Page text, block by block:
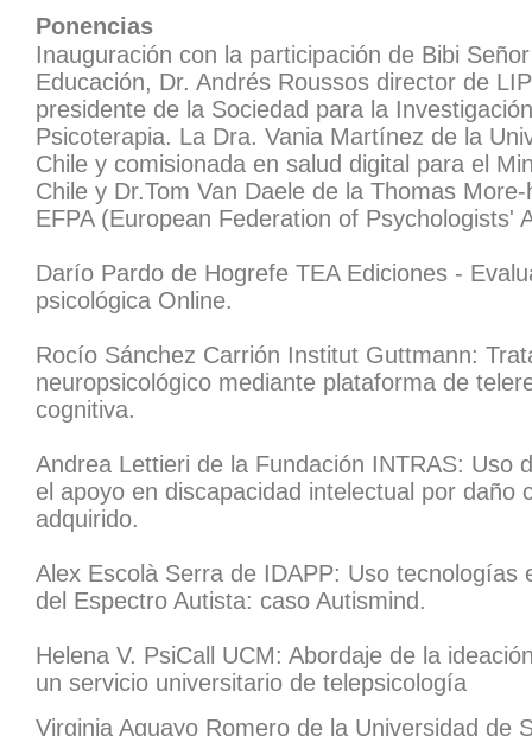
Ponencias
Inauguración con la participación de Bibi
Educación, Dr. Andrés Roussos director de
presidente de la Sociedad para la
Psicoterapia. La Dra. Vania Martínez de la
Chile y comisionada en salud digital para el
Chile y Dr.Tom Van Daele de la Thomas
EFPA (European Federation of Psychologists'​
Darío Pardo de Hogrefe TEA Ediciones -
psicológica Online.
Rocío Sánchez Carrión Institut Guttmann:
neuropsicológico mediante plataforma de
cognitiva.
Andrea Lettieri de la Fundación INTRAS: Uso
el apoyo en discapacidad intelectual por daño
adquirido.
Alex Escolà Serra de IDAPP: Uso tecnologías
del Espectro Autista: caso Autismind.
Helena V. PsiCall UCM: Abordaje de la
un servicio universitario de telepsicología
Virginia Aguayo Romero de la Universidad de